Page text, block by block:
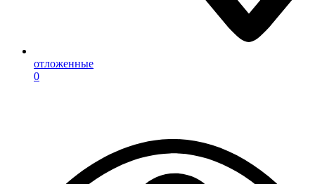
отложенные
0